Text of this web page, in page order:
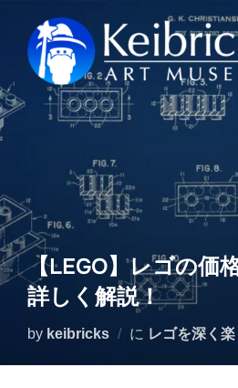
ン
ツ
へ
ッ
プ
【LEGO】レゴの価
詳しく解説！
by keibricks に レゴを深く